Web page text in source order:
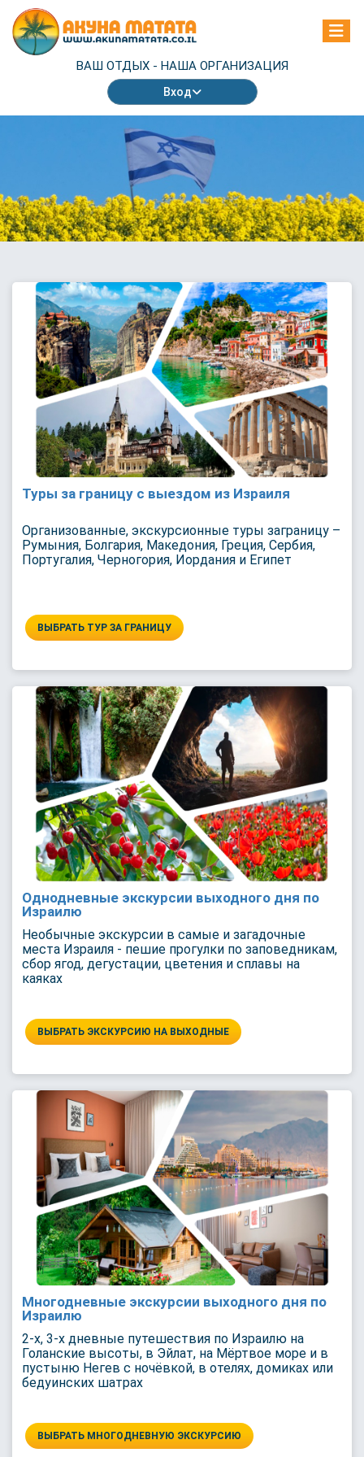
ВАШ ОТДЫХ - НАША ОРГАНИЗАЦИЯ
Вход
Туры за границу с выездом из Израиля
Организованные, экскурсионные туры заграницу –
Румыния, Болгария, Македония, Греция, Сербия,
Португалия, Черногория, Иордания и Египет
ВЫБРАТЬ ТУР ЗА ГРАНИЦУ
Однодневные экскурсии выходного дня по
Израилю
Необычные экскурсии в самые и загадочные
места Израиля - пешие прогулки по заповедникам,
сбор ягод, дегустации, цветения и сплавы на
каяках
ВЫБРАТЬ ЭКСКУРСИЮ НА ВЫХОДНЫЕ
Многодневные экскурсии выходного дня по
Израилю
2-х, 3-х дневные путешествия по Израилю на
Голанские высоты, в Эйлат, на Мёртвое море и в
пустыню Негев с ночёвкой, в отелях, домиках или
бедуинских шатрах
ВЫБРАТЬ МНОГОДНЕВНУЮ ЭКСКУРСИЮ